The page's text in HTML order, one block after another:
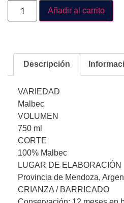
Añadir al carrito
Descripción
VARIEDAD
Malbec
VOLUMEN
750 ml
CORTE
100% Malbec
LUGAR DE ELABORACIÓN
Provincia de Mendoza,
CRIANZA / BARRICADO